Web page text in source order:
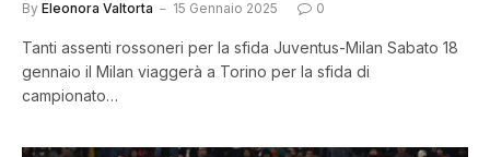
By Eleonora Valtorta 15 Gennaio 2025 0
Tanti assenti rossoneri per la sfida Juventus-Milan Sabato 18
gennaio il Milan viaggerà a Torino per la sfida di
campionato…